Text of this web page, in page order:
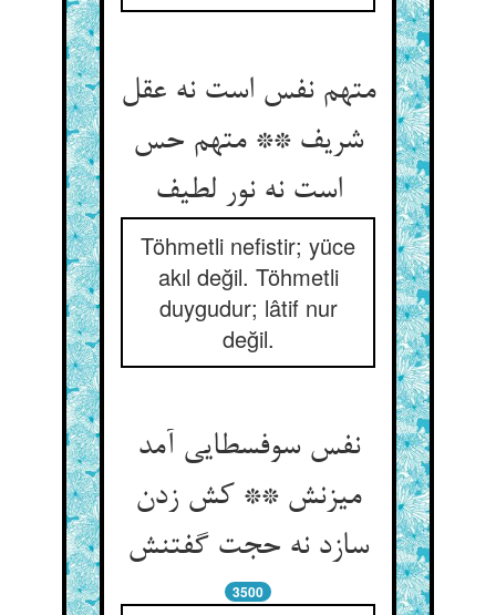
متهم نفس است نه عقل
شریف ** متهم حس
است نه نور لطیف‏
Töhmetli nefistir; yüce
akıl değil. Töhmetli
duygudur; lâtif nur
değil.
نفس سوفسطایی آمد
می‏زنش ** کش زدن
سازد نه حجت گفتنش‏
3500